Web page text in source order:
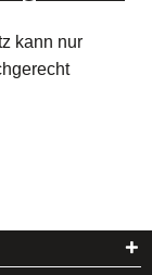
kann nur